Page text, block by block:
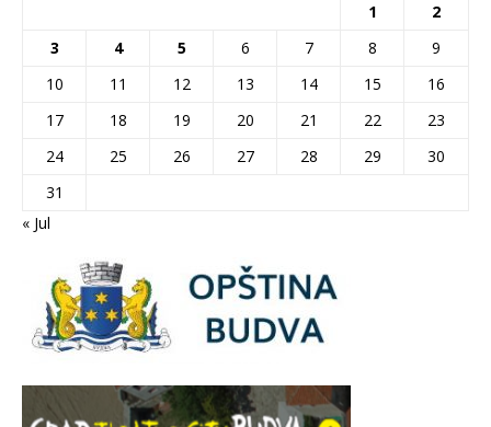
1
2
3
4 5 6 7 8
9
10
11 12 13 14 15
16
17
18 19 20 21 22
23
24
25 26 27 28 29
30
31
« Jul